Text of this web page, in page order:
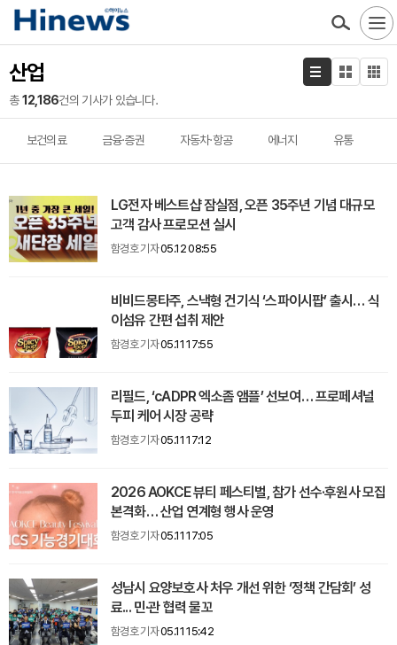
산업
총12,186건의 기사가 있습니다.
보건의료 금융·증권 자동차·항공 에너지 유통
LG전자 베스트샵 잠실점, 오픈 35주년 기념 대규모
고객 감사 프로모션 실시
함경호 기자05.12 08:55
비비드몽타주, 스낵형 건기식 ‘스파이시팝’ 출시… 식
이섬유 간편 섭취 제안
함경호 기자05.11 17:55
리필드, ‘cADPR 엑소좀 앰플’ 선보여… 프로페셔널
두피 케어 시장 공략
함경호 기자05.11 17:12
2026 AOKCE 뷰티 페스티벌, 참가 선수·후원사 모집
본격화… 산업 연계형 행사 운영
함경호 기자05.11 17:05
성남시 요양보호사 처우 개선 위한 ‘정책 간담회’ 성
료... 민·관 협력 물꼬
함경호 기자05.11 15:42